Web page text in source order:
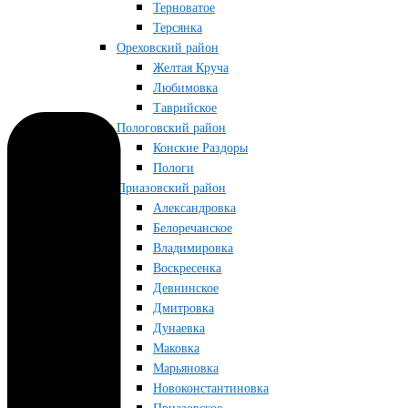
Терноватое
Терсянка
Ореховский район
Желтая Круча
Любимовка
Таврийское
Пологовский район
Конские Раздоры
Пологи
Приазовский район
Александровка
Белоречанское
Владимировка
Воскресенка
Девнинское
Дмитровка
Дунаевка
Маковка
Марьяновка
Новоконстантиновка